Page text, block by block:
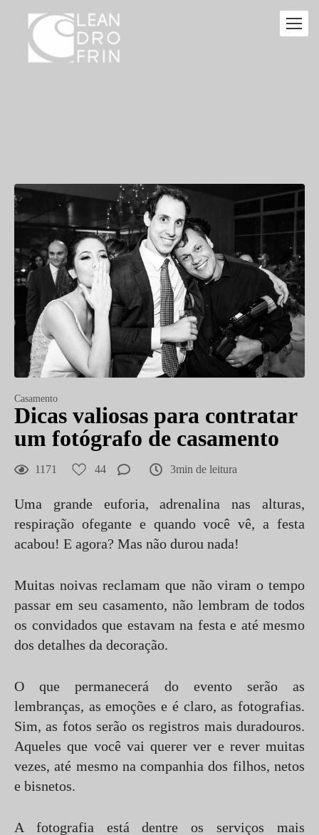
Casamento
Dicas valiosas para contratar
um fotógrafo de casamento
1171 44 3min de leitura
Uma grande euforia, adrenalina nas alturas,
respiração ofegante e quando você vê, a festa
acabou! E agora? Mas não durou nada!
Muitas noivas reclamam que não viram o tempo
passar em seu casamento, não lembram de todos
os convidados que estavam na festa e até mesmo
dos detalhes da decoração.
O que permanecerá do evento serão as
lembranças, as emoções e é claro, as fotografias.
Sim, as fotos serão os registros mais duradouros.
Aqueles que você vai querer ver e rever muitas
vezes, até mesmo na companhia dos filhos, netos
e bisnetos.
A fotografia está dentre os serviços mais